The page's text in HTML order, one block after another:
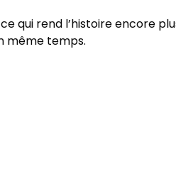
qui rend l’histoire encore
même temps.